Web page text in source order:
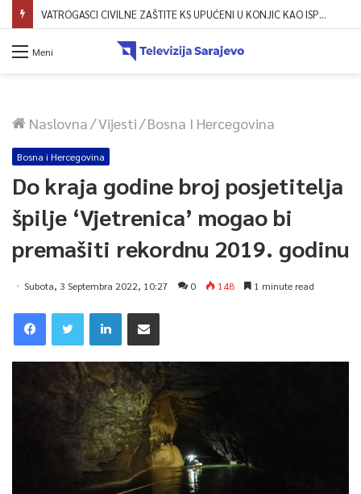
VATROGASCI CIVILNE ZAŠTITE KS UPUĆENI U KONJIC KAO ISPOMOĆ U GAŠENJU POŽARA
Meni
Naslovna/Vijesti/Bosna I Hercegovina
Bosna i Hercegovina
Do kraja godine broj posjetitelja
špilje ‘Vjetrenica’ mogao bi
premašiti rekordnu 2019. godinu
Subota, 3 Septembra 2022, 10:27 0 148 1 minute read